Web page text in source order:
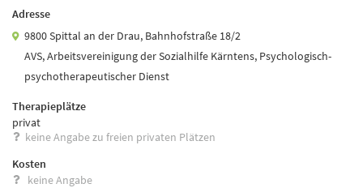
Adresse
9800 Spittal an der Drau, Bahnhofstraße 18/2
AVS, Arbeitsvereinigung der Sozialhilfe Kärntens, Psychologisch-
psychotherapeutischer Dienst
Therapieplätze
privat
keine Angabe zu freien privaten Plätzen
Kosten
keine Angabe